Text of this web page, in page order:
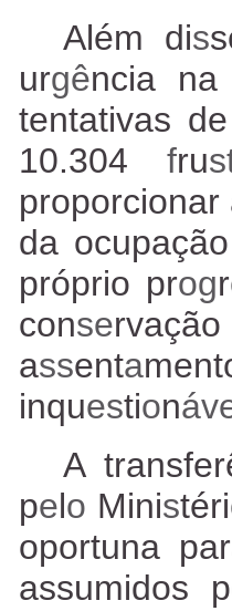
Além dis
urgência
tentativas
10.304 fru
proporcionar
da
próprio progr
conse
assenta
inquestion
A
pelo Ministéri
oportuna
assumidos